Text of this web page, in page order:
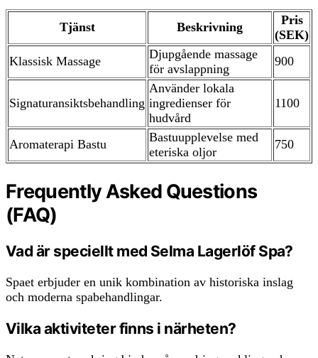
Tjänst Beskrivning
Pris
(SEK)
Klassisk Massage
Djupgående massage
för avslappning
900
Signaturansiktsbehandling
Använder lokala
ingredienser för
hudvård
1100
Aromaterapi Bastu
Bastuupplevelse med
eteriska oljor
750
Frequently Asked Questions
(FAQ)
Vad är speciellt med Selma Lagerlöf Spa?
Spaet erbjuder en unik kombination av historiska inslag
och moderna spabehandlingar.
Vilka aktiviteter finns i närheten?